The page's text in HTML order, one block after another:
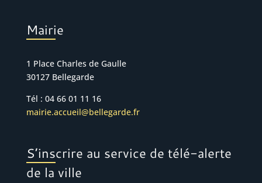
Mairie
1 Place Charles de Gaulle
30127 Bellegarde
Tél : 04 66 01 11 16
mairie.accueil@bellegarde.fr
S’inscrire au service de télé-alerte
de la ville